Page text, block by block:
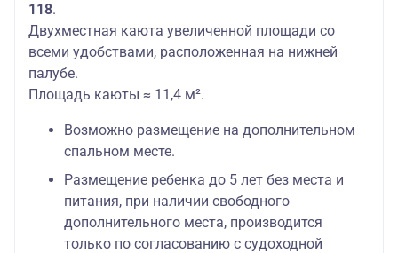
118.
Двухместная каюта увеличенной площади со
всеми удобствами, расположенная на нижней
палубе.
Площадь каюты ≈ 11,4 м².
Возможно размещение на дополнительном
спальном месте.
Размещение ребенка до 5 лет без места и
питания, при наличии свободного
дополнительного места, производится
только по согласованию с судоходной